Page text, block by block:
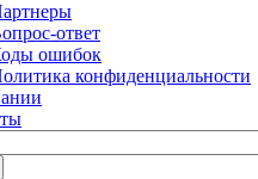
ответ
ошибок
конфиденциальности